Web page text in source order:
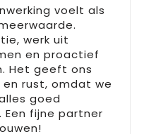
voelt als
werk uit
en proactief
Het geeft ons
rust, omdat we
goed
Een fijne partner